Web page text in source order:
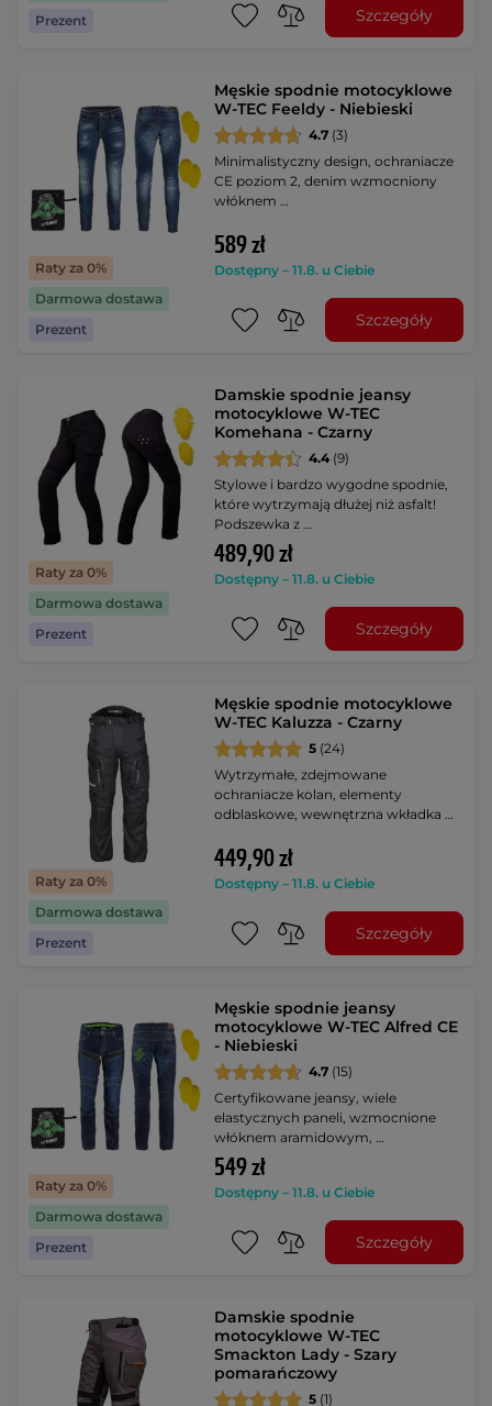
Prezent
Szczegóły
Raty za 0%
Darmowa dostawa
Prezent
Męskie spodnie motocyklowe
W-TEC Feeldy - Niebieski
4.7 (3)
Minimalistyczny design, ochraniacze
CE poziom 2, denim wzmocniony
włóknem …
589 zł
Dostępny – 11.8. u Ciebie
Szczegóły
Raty za 0%
Darmowa dostawa
Prezent
Damskie spodnie jeansy
motocyklowe W-TEC
Komehana - Czarny
4.4 (9)
Stylowe i bardzo wygodne spodnie,
które wytrzymają dłużej niż asfalt!
Podszewka z …
489,90 zł
Dostępny – 11.8. u Ciebie
Szczegóły
Raty za 0%
Darmowa dostawa
Prezent
Męskie spodnie motocyklowe
W-TEC Kaluzza - Czarny
5 (24)
Wytrzymałe, zdejmowane
ochraniacze kolan, elementy
odblaskowe, wewnętrzna wkładka …
449,90 zł
Dostępny – 11.8. u Ciebie
Szczegóły
Raty za 0%
Darmowa dostawa
Prezent
Męskie spodnie jeansy
motocyklowe W-TEC Alfred CE
- Niebieski
4.7 (15)
Certyfikowane jeansy, wiele
elastycznych paneli, wzmocnione
włóknem aramidowym, …
549 zł
Dostępny – 11.8. u Ciebie
Szczegóły
Damskie spodnie
motocyklowe W-TEC
Smackton Lady - Szary
pomarańczowy
5 (1)